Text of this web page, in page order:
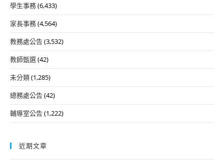
學生事務(6,433)
家長事務(4,564)
教務處公告(3,532)
教師甄選(42)
未分類(1,285)
總務處公告(42)
輔導室公告(1,222)
近期文章